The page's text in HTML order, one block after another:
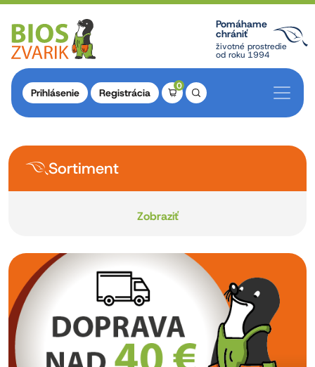
Pomáhame
chrániť
životné prostredie
od roku 1994
Prihlásenie Registrácia
0
Sortiment
Zobraziť